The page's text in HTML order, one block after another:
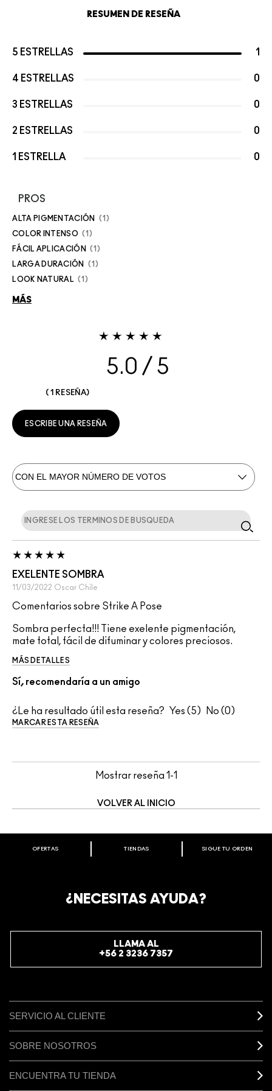
RESUMEN DE RESEÑA
5 ESTRELLAS 1
4 ESTRELLAS 0
3 ESTRELLAS 0
2 ESTRELLAS 0
1 ESTRELLA 0
PROS
ALTA PIGMENTACIÓN 1
COLOR INTENSO 1
FÁCIL APLICACIÓN 1
LARGA DURACIÓN 1
LOOK NATURAL 1
MÁS
5.0
1 RESEÑA
ESCRIBE UNA RESEÑA
EXELENTE SOMBRA
11/03/2022 Oscar Chile
Comentarios sobre Strike A Pose
Sombra perfecta!!! Tiene exelente pigmentación,
mate total, fácil de difuminar y colores preciosos.
MÁS DETALLES
Sí, recomendaría a un amigo
¿Le ha resultado útil esta reseña? 5 0
MARCAR ESTA RESEÑA
Mostrar reseña 1-1
VOLVER AL INICIO
BIENVENIDO A M·A·C COSMETICS
REGÍSTRATE AHORA PARA RECIBIR INFORMACIÓN
OFERTAS TIENDAS SIGUE TU ORDEN
¿NECESITAS AYUDA?
LLAMA AL
+56 2 3236 7357
SERVICIO AL CLIENTE
SOBRE NOSOTROS
ENCUENTRA TU TIENDA